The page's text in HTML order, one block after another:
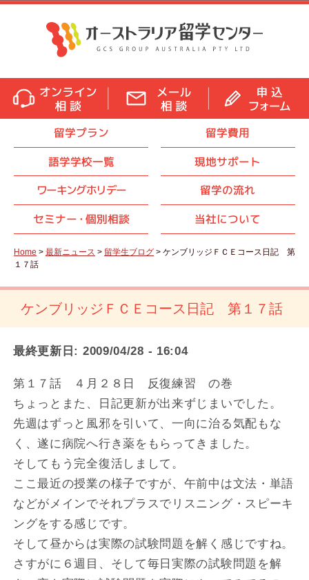
留学プラン
留学費用
語学学校一覧
現地サポート
ワーキングホリデー
留学の流れ
セミナー・ 個別相談 当社について
Home > 最新ニュース > 留学生ブログ > ケンブリッジＦＣＥコース日記 第
１７話
ケンブリッジＦＣＥコース日記 第１７話
最終更新日: 2009/04/28 - 16:04
第１７話 ４月２８日 反復練習 の巻
ちょっとまた、日記更新が出来ずじまいでした。
先週はずっと風邪を引いて、一向に治る気配もな
く、遂に病院へ行き薬をもらってきました。
そしてもう完全復活しまして。
ここ最近の授業の様子ですが、午前中は文法・単語
などがメインでそれプラスでリスニング・スピーキ
ングをする感じです。
そして昼からは実際の試験問題を解く感じですね。
さすがに６週目、そして毎日実際の試験問題を解